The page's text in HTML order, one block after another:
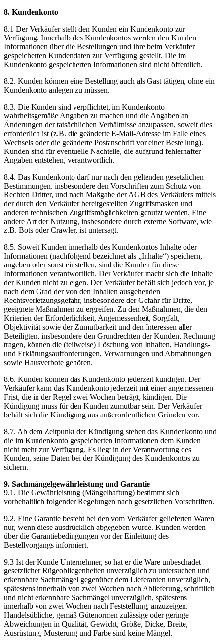
8. Kundenkonto
8.1 Der Verkäufer stellt den Kunden ein Kundenkonto zur
Verfügung. Innerhalb des Kundenkontos werden den Kunden
Informationen über die Bestellungen und ihre beim Verkäufer
gespeicherten Kundendaten zur Verfügung gestellt. Die im
Kundenkonto gespeicherten Informationen sind nicht öffentlich.
8.2. Kunden können eine Bestellung auch als Gast tätigen, ohne ein
Kundenkonto anlegen zu müssen.
8.3. Die Kunden sind verpflichtet, im Kundenkonto
wahrheitsgemäße Angaben zu machen und die Angaben an
Änderungen der tatsächlichen Verhältnisse anzupassen, soweit dies
erforderlich ist (z.B. die geänderte E-Mail-Adresse im Falle eines
Wechsels oder die geänderte Postanschrift vor einer Bestellung).
Kunden sind für eventuelle Nachteile, die aufgrund fehlerhafter
Angaben entstehen, verantwortlich.
8.4. Das Kundenkonto darf nur nach den geltenden gesetzlichen
Bestimmungen, insbesondere den Vorschriften zum Schutz von
Rechten Dritter, und nach Maßgabe der AGB des Verkäufers mittels
der durch den Verkäufer bereitgestellten Zugriffsmasken und
anderen technischen Zugriffsmöglichkeiten genutzt werden. Eine
andere Art der Nutzung, insbesondere durch externe Software, wie
z.B. Bots oder Crawler, ist untersagt.
8.5. Soweit Kunden innerhalb des Kundenkontos Inhalte oder
Informationen (nachfolgend bezeichnet als „Inhalte“) speichern,
angeben oder sonst einstellen, sind die Kunden für diese
Informationen verantwortlich. Der Verkäufer macht sich die Inhalte
der Kunden nicht zu eigen. Der Verkäufer behält sich jedoch vor, je
nach dem Grad der von den Inhalten ausgehenden
Rechtsverletzungsgefahr, insbesondere der Gefahr für Dritte,
geeignete Maßnahmen zu ergreifen. Zu den Maßnahmen, die den
Kriterien der Erforderlichkeit, Angemessenheit, Sorgfalt,
Objektivität sowie der Zumutbarkeit und den Interessen aller
Beteiligten, insbesondere den Grundrechten der Kunden, Rechnung
tragen, können die (teilweise) Löschung von Inhalten, Handlungs-
und Erklärungsaufforderungen, Verwarnungen und Abmahnungen
sowie Hausverbote gehören.
8.6. Kunden können das Kundenkonto jederzeit kündigen. Der
Verkäufer kann das Kundenkonto jederzeit mit einer angemessenen
Frist, die in der Regel zwei Wochen beträgt, kündigen. Die
Kündigung muss für den Kunden zumutbar sein. Der Verkäufer
behält sich die Kündigung aus außerordentlichen Gründen vor.
8.7. Ab dem Zeitpunkt der Kündigung stehen das Kundenkonto und
die im Kundenkonto gespeicherten Informationen dem Kunden
nicht mehr zur Verfügung. Es liegt in der Verantwortung des
Kunden, seine Daten bei der Kündigung des Kundenkontos zu
sichern.
9. Sachmängelgewährleistung und Garantie
9.1. Die Gewährleistung (Mängelhaftung) bestimmt sich
vorbehaltlich folgender Regelungen nach gesetzlichen Vorschriften.
9.2. Eine Garantie besteht bei den vom Verkäufer gelieferten Waren
nur, wenn diese ausdrücklich abgegeben wurde. Kunden werden
über die Garantiebedingungen vor der Einleitung des
Bestellvorgangs informiert.
9.3 Ist der Kunde Unternehmer, so hat er die Ware unbeschadet
gesetzlicher Rügeobliegenheiten unverzüglich zu untersuchen und
erkennbare Sachmängel gegenüber dem Lieferanten unverzüglich,
spätestens innerhalb von zwei Wochen nach Ablieferung, schriftlich
und nicht erkennbare Sachmängel unverzüglich, spätestens
innerhalb von zwei Wochen nach Feststellung, anzuzeigen.
Handelsübliche, gemäß Gütenormen zulässige oder geringe
Abweichungen in Qualität, Gewicht, Größe, Dicke, Breite,
Ausrüstung, Musterung und Farbe sind keine Mängel.